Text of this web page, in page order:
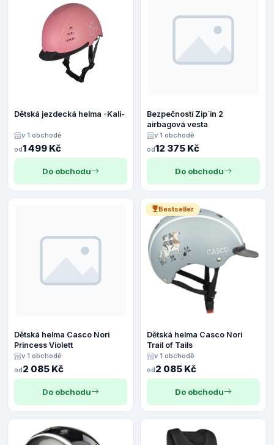
Dětská jezdecká helma -Kali-
v 1 obchodě
od1 499 Kč
Do obchodu
Bezpečností Zip´in 2
airbagová vesta
v 1 obchodě
od12 375 Kč
Do obchodu
Dětská helma Casco Nori
Princess Violett
v 1 obchodě
od2 085 Kč
Do obchodu
Bestseller
Dětská helma Casco Nori
Trail of Tails
v 1 obchodě
od2 085 Kč
Do obchodu